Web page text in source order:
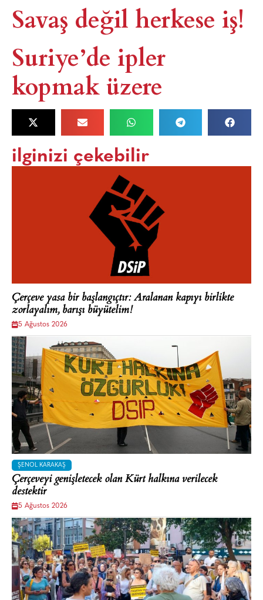
Savaş değil herkese iş!
Suriye’de ipler
kopmak üzere
ilginizi çekebilir
Çerçeve yasa bir başlangıçtır: Aralanan kapıyı birlikte
zorlayalım, barışı büyütelim!
5 Ağustos 2026
ŞENOL KARAKAŞ
Çerçeveyi genişletecek olan Kürt halkına verilecek
destektir
5 Ağustos 2026